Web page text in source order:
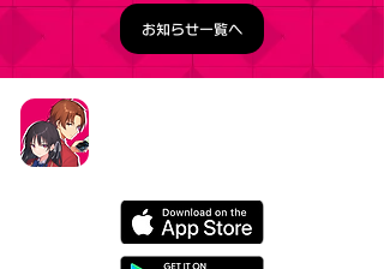
お知らせ一覧へ